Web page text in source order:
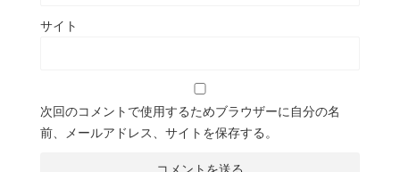
サイト
次回のコメントで使用するためブラウザーに自分の名
前、メールアドレス、サイトを保存する。